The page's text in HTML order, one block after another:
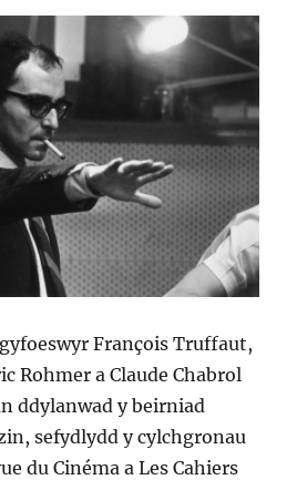
François Truffaut,
Rohmer a Claude Chabrol
ddylanwad y beirniad
sefydlydd y cylchgronau
du Cinéma a Les Cahiers